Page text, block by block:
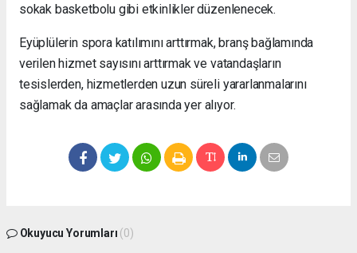
sokak basketbolu gibi etkinlikler düzenlenecek.
Eyüplülerin spora katılımını arttırmak, branş bağlamında
verilen hizmet sayısını arttırmak ve vatandaşların
tesislerden, hizmetlerden uzun süreli yararlanmalarını
sağlamak da amaçlar arasında yer alıyor.
Okuyucu Yorumları (0)